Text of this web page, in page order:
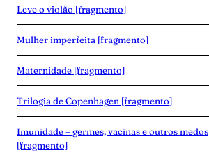
Leve o violão [fragmento]
Mulher imperfeita [fragmento]
Maternidade [fragmento]
Trilogia de Copenhagen [fragmento]
Imunidade – germes, vacinas e outros medos
[fragmento]